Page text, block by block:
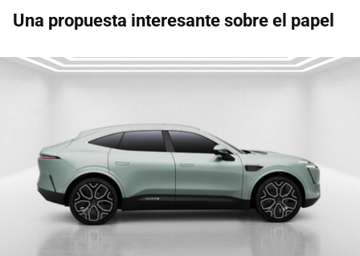
Una propuesta interesante sobre el papel